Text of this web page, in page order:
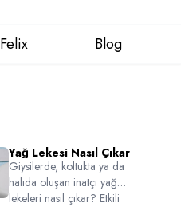
Felix Blog
Yağ Lekesi Nasıl Çıkar
Giysilerde, koltukta ya da
halıda oluşan inatçı yağ
lekeleri nasıl çıkar? Etkili